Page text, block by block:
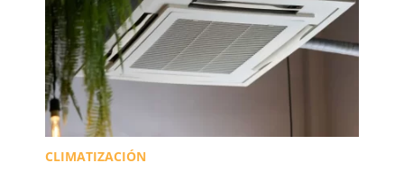
CLIMATIZACIÓN